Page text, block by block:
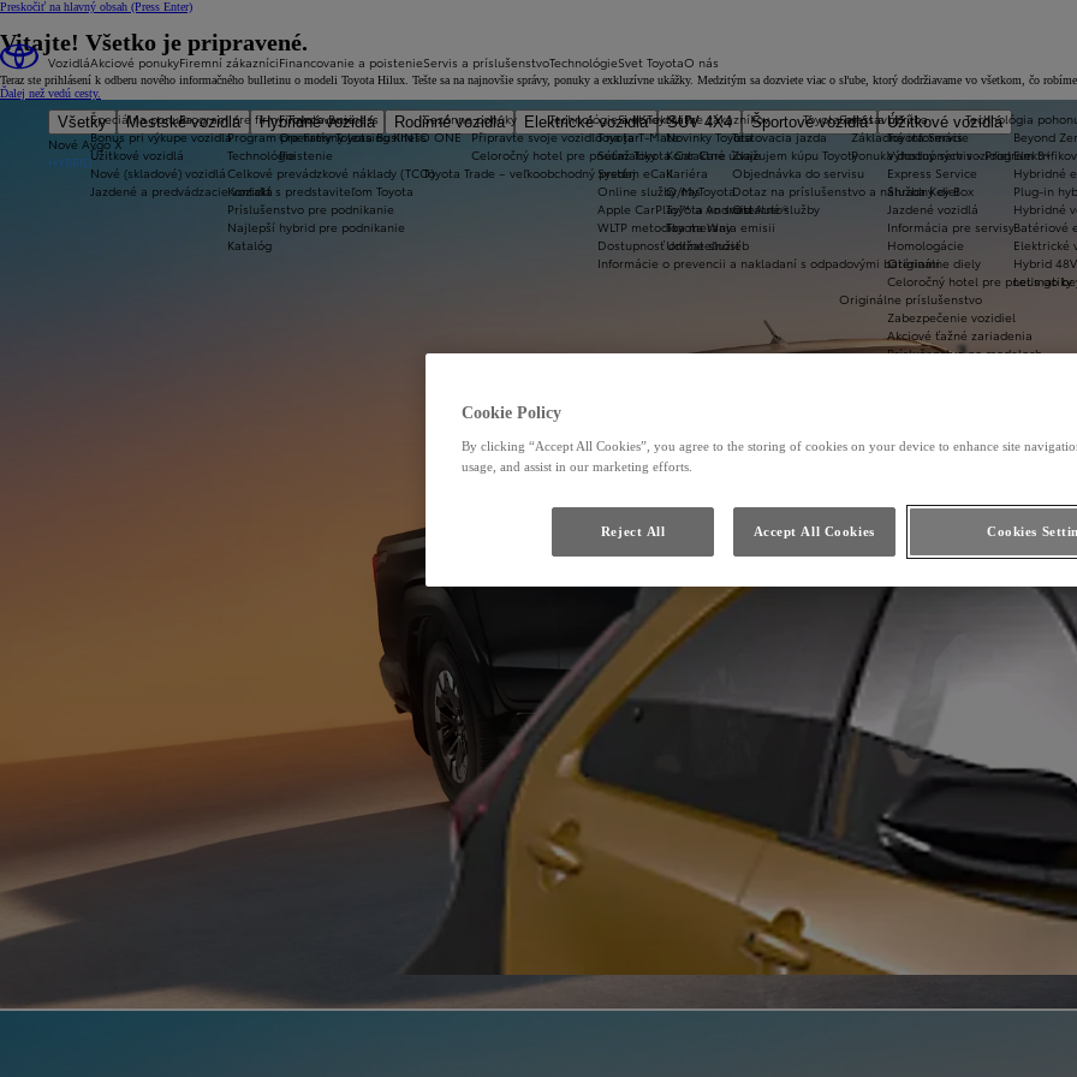
Preskočiť na hlavný obsah (Press Enter)
Vozidlá
Všetky Mestské vozidlá Hybridné vozidlá Rodinné vozidlá Elektrické vozidlá SUV 4X4 Športové vozidlá
Úžitkové vozidlá
Nové Aygo X
HYBRID
Akciové ponuky
Špeciálna ponuka
Bonus pri výkupe vozidla
Úžitkové vozidlá
Nové (skladové) vozidlá
Jazdené a predvádzacie vozidlá
Firemní zákazníci
Program pre firmy Toyota Business
Program pre firmy Toyota Business
Technológie
Celkové prevádzkové náklady (TCO)
Kontakt s predstaviteľom Toyota
Príslušenstvo pre podnikanie
Najlepší hybrid pre podnikanie
Katalóg
Toyota prestavby
Základné informácie
Ponuka dostupných vozidiel
Financovanie a poistenie
Financovanie
Operatívny leasing KINTO ONE
Poistenie
Servis a príslušenstvo
Sezónne ponuky
Připravte svoje vozidlo na jar
Celoročný hotel pre pneumatiky
Toyota Trade – veľkoobchodný predaj
Servis a údržba
Toyota Servis
Výhodný servis - Program 3+
Express Service
Služba Key Box
Jazdené vozidlá
Informácia pre servisy
Homologácie
Originálne diely
Celoročný hotel pre pneumatiky
Originálne príslušenstvo
Zabezpečenie vozidiel
Akciové ťažné zariadenia
Príslušenstvo po modeloch
Toyota HomeCharge
Technológie
Technológie a konektivita
Toyota T-Mate
Súťaž Toyota Car Care
Systém eCall
Online služby/MyToyota
Apple CarPlay™ a Android Auto®
WLTP metodika merania emisii
Dostupnosť online služieb
Informácie o prevencii a nakladaní s odpadovými batériami
Technológia
Beyond
Hybridné
Plug-in
Hybridné
Batériové
Elektrické
Hybrid 48V
Let's go
Svet Toyota
Svet Toyota
Novinky Toyota
Kontaktné údaje
Kariéra
O nas
Toyota vo svete
Toyota Way
Udržateľnosť
O nás
Pre zákazníkov
Testovacia jazda
Zvažujem kúpu Toyoty
Objednávka do servisu
Dotaz na príslušenstvo a náhradný diel
Ostatné služby
Vitajte! Všetko je pripravené.
Teraz ste prihlásení k odberu nového informačného bulletinu o modeli Toyota Hilux. Tešte sa na najnovšie správy, ponuky a exkluzívne ukážky. Medzitým sa dozviete viac o sľube, ktorý dodržiavame vo všetkom, čo
Ďalej než vedú cesty.
Cookie Policy
By clicking “Accept All Cookies”, you agree to the storing of cookies on your device to enhance site
usage, and assist in our marketing efforts.
Cookies
Reject All Accept All Cookies